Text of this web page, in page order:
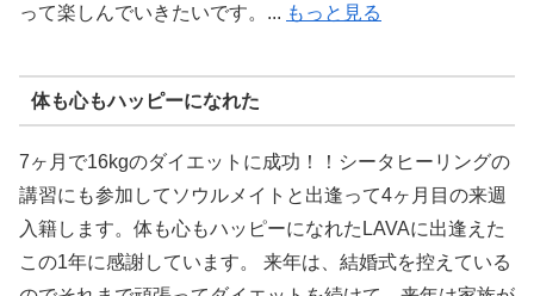
って楽しんでいきたいです。... もっと見る
体も心もハッピーになれた
7ヶ月で16kgのダイエットに成功！！シータヒーリングの
講習にも参加してソウルメイトと出逢って4ヶ月目の来週
入籍します。体も心もハッピーになれたLAVAに出逢えた
この1年に感謝しています。 来年は、結婚式を控えている